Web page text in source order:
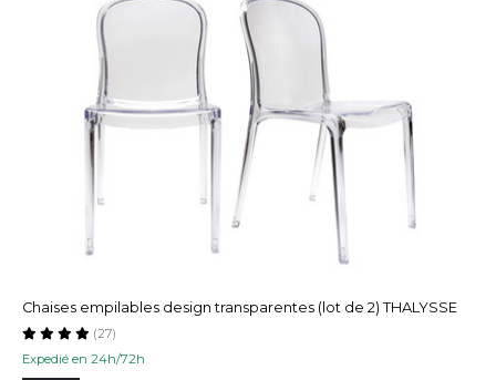
Chaises empilables design transparentes (lot de 2) THALYSSE
Expedié en 24h/72h
(27)